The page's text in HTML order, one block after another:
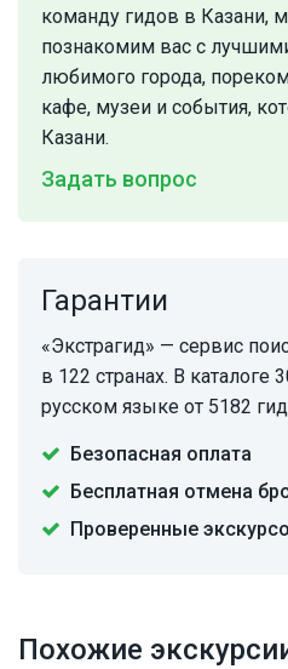
команду гидов в Казани,
познакомим вас с
любимого города,
кафе, музеи и события,
Казани.
Задать вопрос
Гарантии
«Экстрагид» — сервис
в 122 странах. В каталоге
русском языке от 5182
Безопасная оплата
Бесплатная отмена
Проверенные
Похожие